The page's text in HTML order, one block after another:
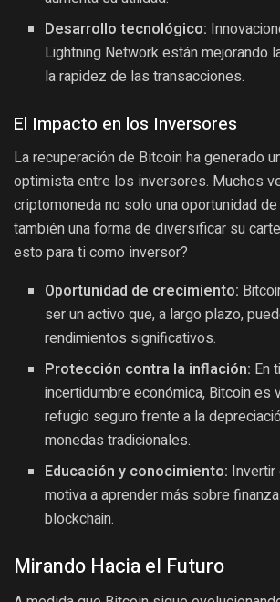
Desarrollo tecnológico:
Lightning Network están mejorando
la rapidez de las transacciones.
El Impacto en los Inversores
La recuperación de Bitcoin ha generado
optimista entre los inversores. Muchos
criptomoneda no solo una oportunidad
también una forma de diversificar su
esto para ti como inversor?
Oportunidad de crecimiento:
ser un activo que, a largo plazo,
rendimientos significativos.
Protección contra la inflación: En
incertidumbre económica, Bitcoin es
refugio seguro frente a la
monedas tradicionales.
Educación y conocimiento: Invertir
motiva a aprender más sobre
blockchain.
Mirando Hacia el Futuro